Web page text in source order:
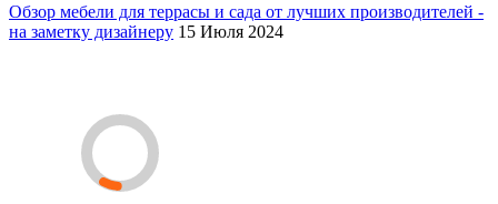
Обзор мебели для террасы и сада от лучших производителей -
на заметку дизайнеру 15 Июля 2024